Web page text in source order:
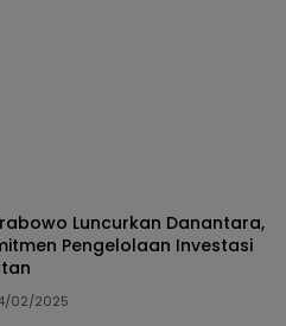
Luncurkan Danantara,
Pengelolaan Investasi
02/2025